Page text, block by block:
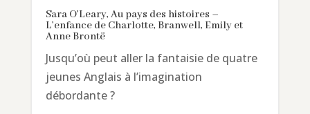
Sara O’Leary, Au pays des histoires –
L’enfance de Charlotte, Branwell, Emily et
Anne Brontë
Jusqu’où peut aller la fantaisie de quatre
jeunes Anglais à l’imagination
débordante ?